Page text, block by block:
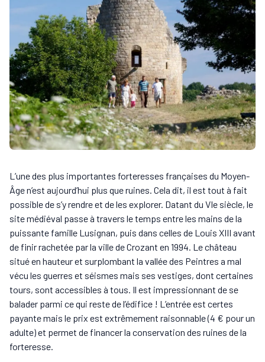
L’une des plus importantes forteresses françaises du Moyen-
Âge n’est aujourd’hui plus que ruines. Cela dit, il est tout à fait
possible de s’y rendre et de les explorer. Datant du VIe siècle, le
site médiéval passe à travers le temps entre les mains de la
puissante famille Lusignan, puis dans celles de Louis XIII avant
de finir rachetée par la ville de Crozant en 1994. Le château
situé en hauteur et surplombant la vallée des Peintres a mal
vécu les guerres et séismes mais ses vestiges, dont certaines
tours, sont accessibles à tous. Il est impressionnant de se
balader parmi ce qui reste de l’édifice ! L’entrée est certes
payante mais le prix est extrêmement raisonnable (4 € pour un
adulte) et permet de financer la conservation des ruines de la
forteresse.